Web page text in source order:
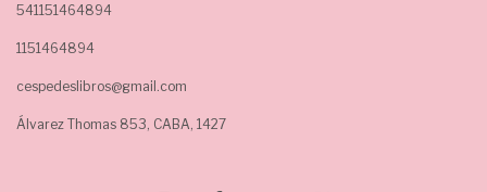
541151464894
1151464894
cespedeslibros@gmail.com
Álvarez Thomas 853, CABA, 1427